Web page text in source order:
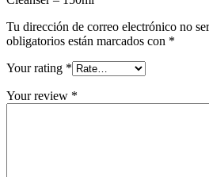
Tu dirección de correo electrónico no
obligatorios están marcados con *
Your rating *
Your review *